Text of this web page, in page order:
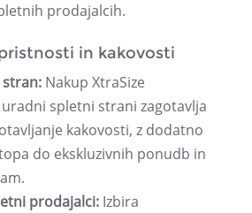
prodajalcih.
in kakovosti
Nakup XtraSize
spletni strani zagotavlja
kakovosti, z dodatno
do ekskluzivnih ponudb in
prodajalci: Izbira